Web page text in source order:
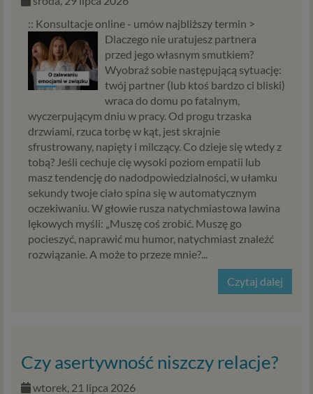
:: Konsultacje online - umów najbliższy termin >
Dlaczego nie uratujesz partnera
przed jego własnym smutkiem?
Wyobraź sobie następującą sytuację:
twój partner (lub ktoś bardzo ci bliski)
wraca do domu po fatalnym,
wyczerpującym dniu w pracy. Od progu trzaska
drzwiami, rzuca torbę w kąt, jest skrajnie
sfrustrowany, napięty i milczący. Co dzieje się wtedy z
tobą? Jeśli cechuje cię wysoki poziom empatii lub
masz tendencję do nadodpowiedzialności, w ułamku
sekundy twoje ciało spina się w automatycznym
oczekiwaniu. W głowie rusza natychmiastowa lawina
lękowych myśli: „Muszę coś zrobić. Muszę go
pocieszyć, naprawić mu humor, natychmiast znaleźć
rozwiązanie. A może to przeze mnie?...
Czytaj dalej
Czy asertywność niszczy relacje?
wtorek, 21 lipca 2026